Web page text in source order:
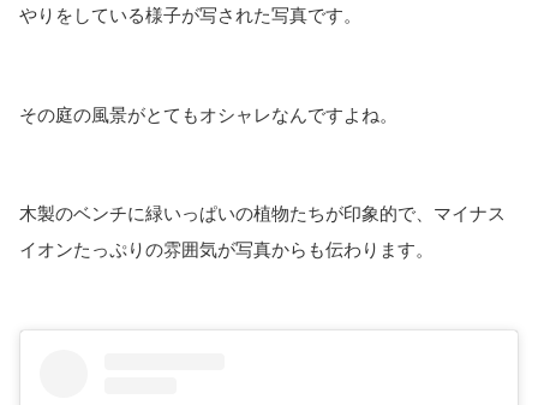
やりをしている様子が写された写真です。
その庭の風景がとてもオシャレなんですよね。
木製のベンチに緑いっぱいの植物たちが印象的で、マイナス
イオンたっぷりの雰囲気が写真からも伝わります。